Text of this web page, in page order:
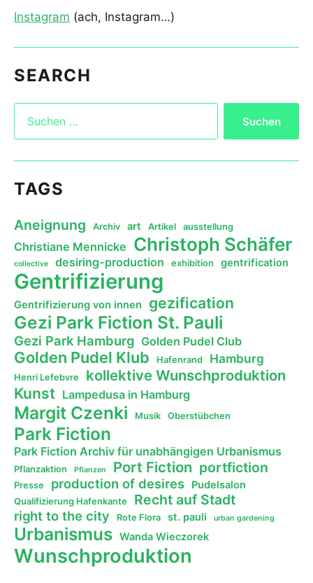
Instagram (ach, Instagram…)
SEARCH
TAGS
Aneignung Archiv art Artikel ausstellung
Christiane Mennicke Christoph Schäfer
collective desiring-production exhibition gentrification
Gentrifizierung
Gentrifizierung von innen gezification
Gezi Park Fiction St. Pauli
Gezi Park Hamburg Golden Pudel Club
Golden Pudel Klub Hafenrand Hamburg
Henri Lefebvre kollektive Wunschproduktion
Kunst Lampedusa in Hamburg
Margit Czenki Musik Oberstübchen
Park Fiction
Park Fiction Archiv für unabhängigen Urbanismus
Pflanzaktion Pflanzen Port Fiction portfiction
Presse production of desires Pudelsalon
Qualifizierung Hafenkante Recht auf Stadt
right to the city Rote Flora st. pauli urban gardening
Urbanismus Wanda Wieczorek
Wunschproduktion